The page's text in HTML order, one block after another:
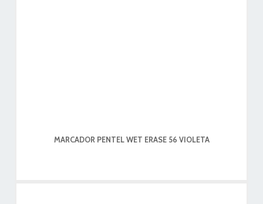
MARCADOR PENTEL WET ERASE 56 VIOLETA